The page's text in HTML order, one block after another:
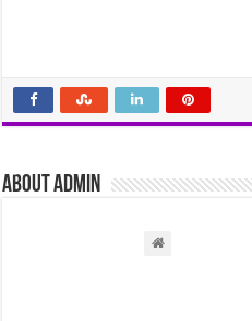
About admin